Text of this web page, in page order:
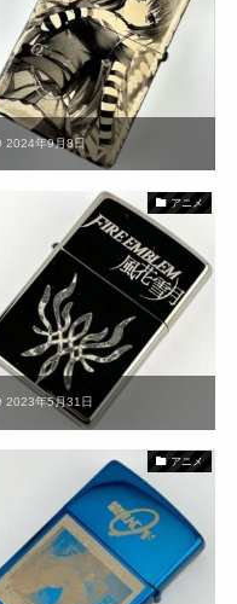
2024年9月8日
アニメ
2023年5月31日
アニメ